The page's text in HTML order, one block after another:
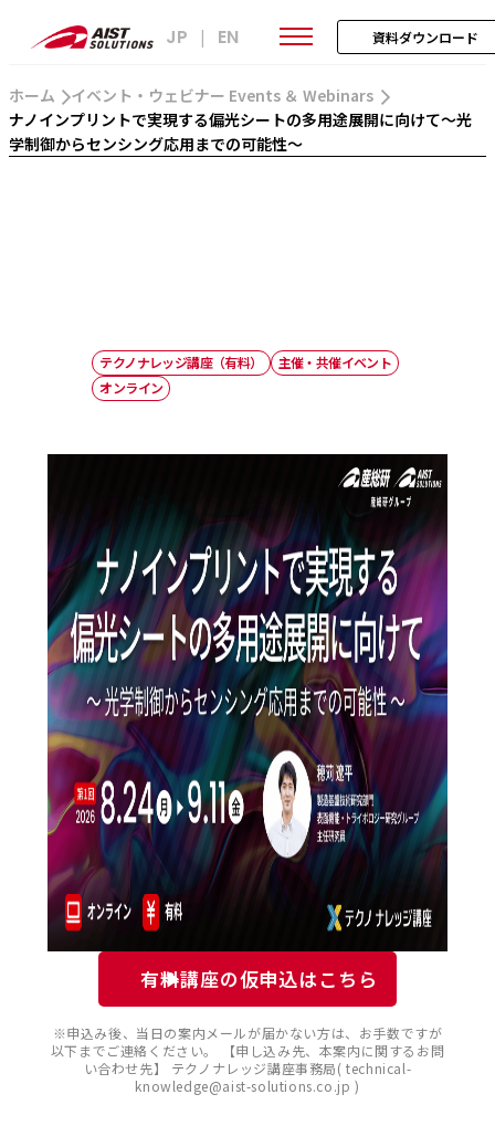
JP | EN 資料ダウンロード
ホーム
イベント・ウェビナー Events ＆ Webinars
ナノインプリントで実現する偏光シートの多用途展開に向けて～光
学制御からセンシング応用までの可能性～
テクノナレッジ講座（有料）
主催・共催イベント
オンライン
有料講座の仮申込はこちら
※申込み後、当日の案内メールが届かない方は、お手数ですが
以下までご連絡ください。 【申し込み先、本案内に関するお問
い合わせ先】 テクノナレッジ講座事務局( technical-
knowledge@aist-solutions.co.jp )